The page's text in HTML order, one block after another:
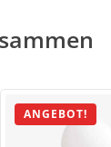
ANGEBOT!